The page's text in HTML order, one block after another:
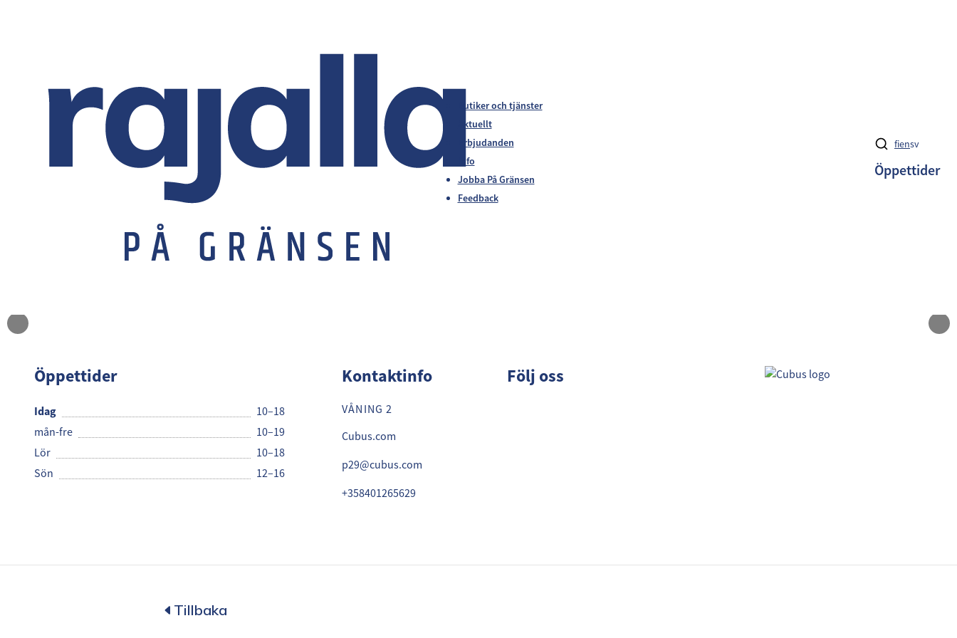
Butiker och tjänster
Aktuellt
Erbjudanden
Info
Jobba På Gränsen
Feedback
fiensv
Öppettider
Öppettider
Idag
10–18
mån-fre
10–19
Lör
10–18
Sön
12–16
Kontaktinfo
VÅNING 2
Cubus.com
p29@cubus.com
+358401265629
Följ oss
Tillbaka